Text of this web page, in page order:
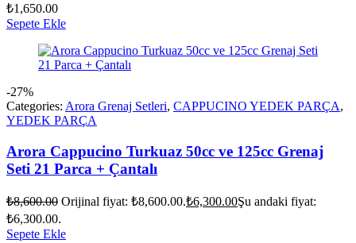
₺1,650.00
Sepete Ekle
-27%
Categories: Arora Grenaj Setleri, CAPPUCINO YEDEK PARÇA,
YEDEK PARÇA
Arora Cappucino Turkuaz 50cc ve 125cc Grenaj
Seti 21 Parca + Çantalı
₺8,600.00 Orijinal fiyat: ₺8,600.00.₺6,300.00Şu andaki fiyat:
₺6,300.00.
Sepete Ekle